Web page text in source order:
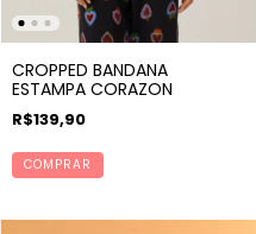
CROPPED BANDANA
ESTAMPA CORAZON
R$139,90
COMPRAR